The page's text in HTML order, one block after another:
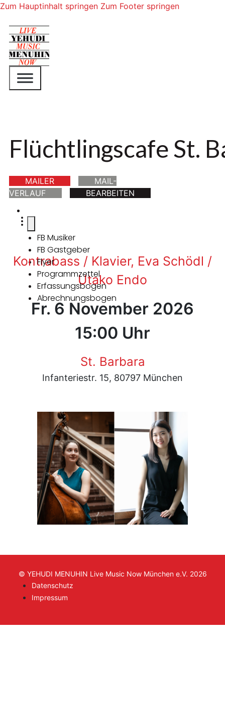
Zum Hauptinhalt springen Zum Footer springen
Flüchtlingscafe St.
MAILER
MAIL-
VERLAUF
BEARBEITEN
FB Musiker
FB Gastgeber
Flyer
Programmzettel
Erfassungsbogen
Abrechnungsbogen
Kontrabass / Klavier, Eva Schödl /
Utako Endo
Fr. 6 November 2026
15:00 Uhr
St. Barbara
Infanteriestr. 15, 80797 München
© YEHUDI MENUHIN Live Music Now München e.V. 2026
Datenschutz
Impressum